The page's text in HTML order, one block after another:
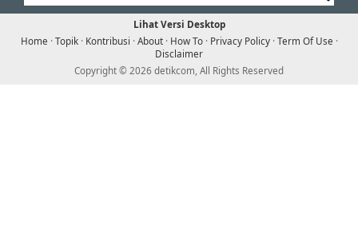
Lihat Versi Desktop
Home ·Topik· Kontribusi ·About· How To· Privacy Policy·Term Of Use ·
Disclaimer
Copyright © 2026 detikcom, All Rights Reserved